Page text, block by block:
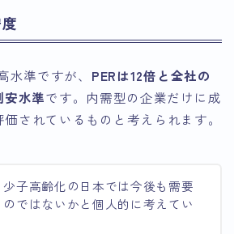
水準ですが、 PERは12倍と全社の
安水準です。内需型の企業だけに成
されているものと考えられます。
少子高齢化の日本では今後も需要
のではないかと個人的に考えてい